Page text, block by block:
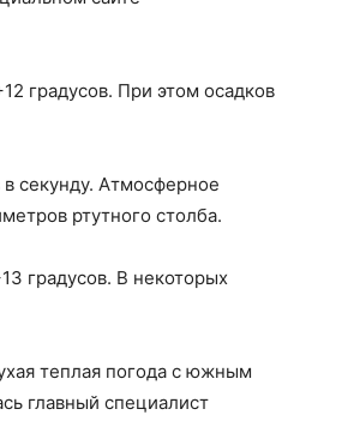
градусов. При этом осадков
секунду. Атмосферное
ртутного столба.
градусов. В некоторых
теплая погода с южным
главный специалист